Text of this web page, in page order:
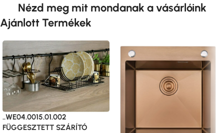
Nézd meg mit mondanak a vásárlóink
Ajánlott Termékek
..WE04.0015.01.002
FÜGGESZTETT SZÁRÍTÓ